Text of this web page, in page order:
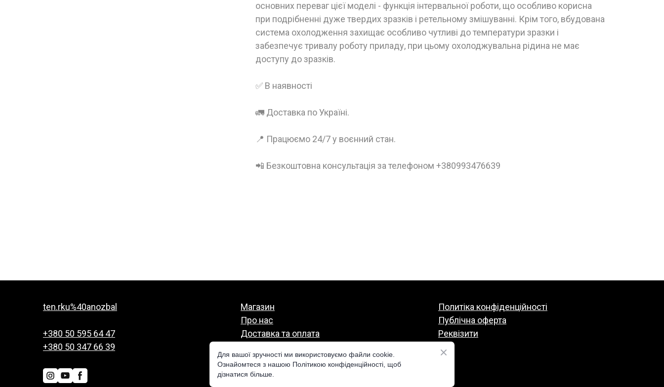
основних переваг цієї моделі - функція інтервальної роботи, що особливо корисна
при подрібненні дуже твердих зразків і ретельному змішуванні. Крім того, вбудована
система охолодження захищає особливо чутливі до температури зразки і
забезпечує тривалу роботу приладу, при цьому охолоджувальна рідина не має
доступу до зразків.
✅ В наявності
🚛 Доставка по Україні.
📍 Працюємо 24/7 у воєнний стан.
📲 Безкоштовна консультація за телефоном +380993476639
ten.rku%40anozbal
+380 50 595 64 47
+380 50 347 66 39
Магазин
Про нас
Доставка та оплата
Политіка конфіденційності
Публічна оферта
Реквізити
Для вашої зручності ми використовуємо файли cookie.
Ознайомтеся з нашою Політикою конфіденційності, щоб
дізнатися більше.